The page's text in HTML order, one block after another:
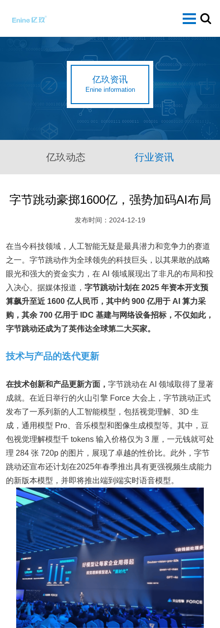
亿玖资讯
Enine information
亿玖动态 行业资讯
字节跳动豪掷1600亿，强势加码AI布局
发布时间：2024-12-19
在当今科技领域，人工智能无疑是最具潜力和竞争力的赛道
之一。字节跳动作为全球领先的科技巨头，以其果敢的战略
眼光和强大的资金实力，在 AI 领域展现出了非凡的布局和投
入决心。据媒体报道， 字节跳动计划在 2025 年资本开支预
算飙升至近 1600 亿人民币，其中约 900 亿用于 AI 算力采
购，其余 700 亿用于 IDC 基建与网络设备招标， 不仅如此，
字节跳动还成为了英伟达全球第二大买家。
技术与产品的迭代更新
在技术创新和产品更新方面 ， 字节跳动在 AI 领域取得了显著
成就。在近日举行的火山引擎 Force 大会上，字节跳动正式
发布了一系列新的人工智能模型，包括视觉理解、3D 生
成，通用模型 Pro、音乐模型和图像生成模型等。其中，豆
包视觉理解模型千 tokens 输入价格仅为 3 厘，一元钱就可处
理 284 张 720p 的图片，展现了卓越的性价比。此外，字节
跳动还宣布还计划在2025年春季推出具有更强视频生成能力
的新版本模型，并即将推出端到端实时语音模型。